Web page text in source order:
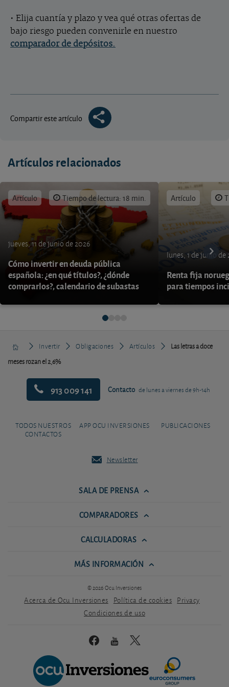
• Elija cuantía y plazo y vea qué otras ofertas de
bajo riesgo pueden convenirle en nuestro
comparador de depósitos.
Compartir este artículo
Artículos relacionados
Artículo Tiempo de lectura: 18 min.
jueves, 11 de junio de 2026
Cómo invertir en deuda pública
española: ¿en qué títulos?, ¿dónde
comprarlos?, calendario de subastas
Artículo
lunes, 1 de junio de
Renta fija
para tiempos
Invertir Obligaciones Artículos
Las letras a doce
meses rozan el 2,6%
913 009 141 Contacto de lunes a viernes de 9h-14h
TODOS NUESTROS
CONTACTOS
APP OCU INVERSIONES PUBLICACIONES
Newsletter
SALA DE PRENSA
COMPARADORES
CALCULADORAS
MÁS INFORMACIÓN
© 2026 Ocu Inversiones
Acerca de Ocu Inversiones Política de cookies Privacy
Condiciones de uso